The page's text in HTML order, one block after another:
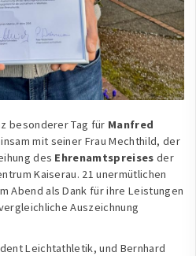
besonderer Tag für Manfred
mit seiner Frau Mechthild, der
des Ehrenamtspreises der
Kaiserau. 21 unermütlichen
Abend als Dank für ihre Leistungen
Auszeichnung
Leichtathletik, und Bernhard